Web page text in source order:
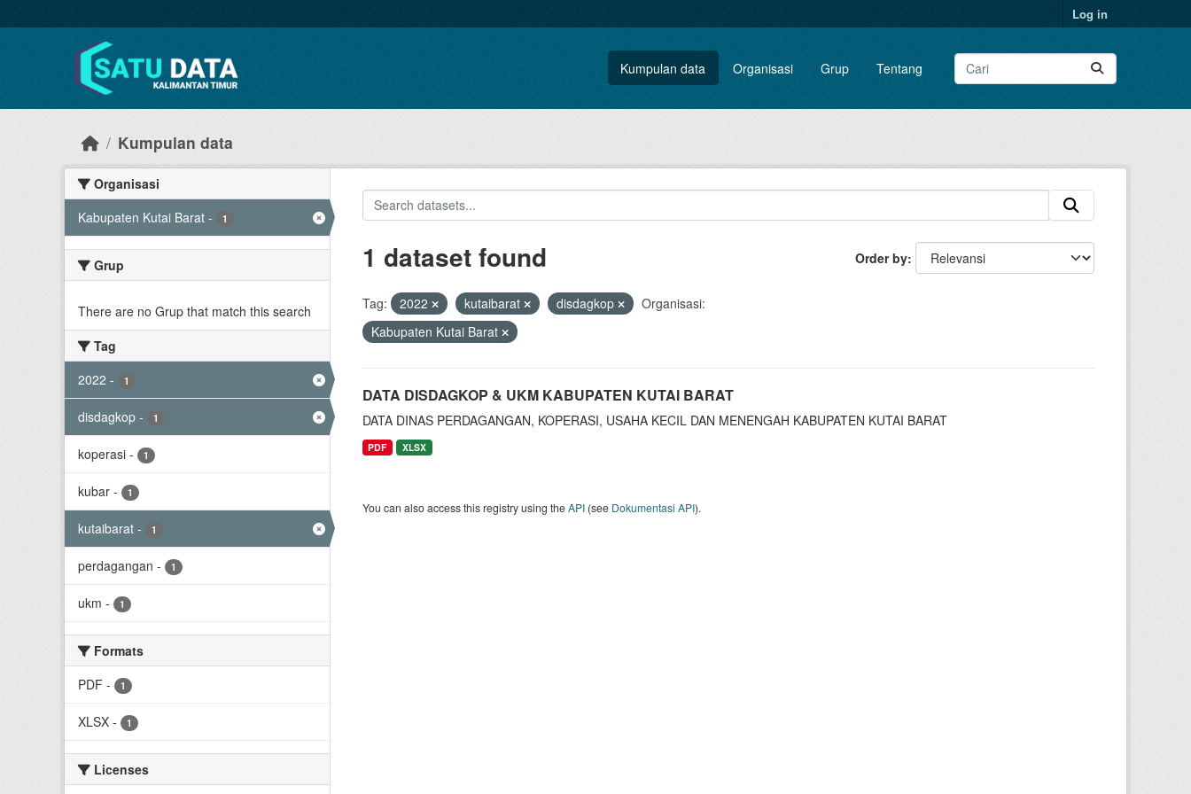
Log in
Kumpulan data Organisasi Grup Tentang
Kumpulan data
Organisasi
Kabupaten Kutai Barat - 1
Grup
There are no Grup that match this search
Tag
2022 - 1
disdagkop - 1
koperasi - 1
kubar - 1
kutaibarat - 1
perdagangan - 1
ukm - 1
Formats
PDF - 1
XLSX - 1
Licenses
Order by
1 dataset found
Tag: 2022 kutaibarat disdagkop
Organisasi:
Kabupaten Kutai Barat
DATA DISDAGKOP & UKM KABUPATEN KUTAI BARAT
DATA DINAS PERDAGANGAN, KOPERASI, USAHA KECIL DAN MENENGAH KABUPATEN KUTAI BARAT
PDF XLSX
You can also access this registry using theAPI(see Dokumentasi API).